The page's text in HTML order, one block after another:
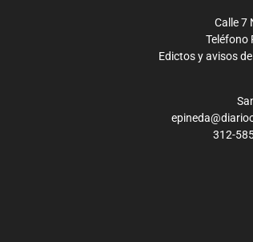
Calle 7
Teléfono
Edictos y avisos
312-